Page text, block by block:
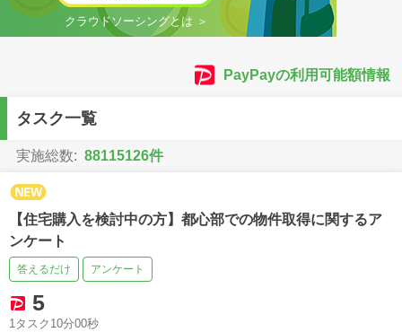
クラウドソーシングとは ＞
PayPayの利用可能額情報
タスク一覧
実施総数: 88115126件
【住宅購入を検討中の方】都心部での物件取得に関するア
ンケート
答えるだけ アンケート
5
1タスク10分00秒